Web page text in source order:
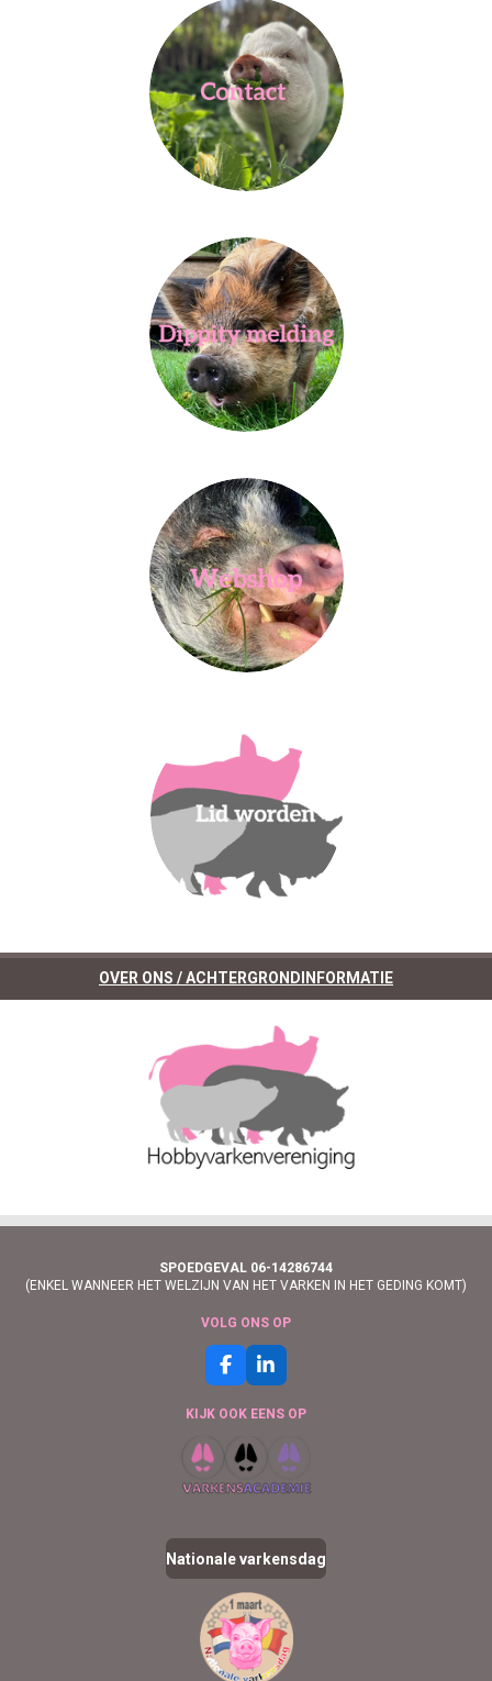
OVER ONS / ACHTERGRONDINFORMATIE
SPOEDGEVAL 06-14286744
(ENKEL WANNEER HET WELZIJN VAN HET VARKEN IN HET GEDING KOMT)
VOLG ONS OP
F
a
c
o
k
L
i
n
n
KIJK OOK EENS OP
Nationale varkensdag